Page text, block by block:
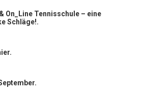
On_Line Tennisschule – eine
Schläge!.